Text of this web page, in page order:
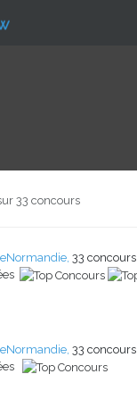
33 concours
33 concours
33 concours